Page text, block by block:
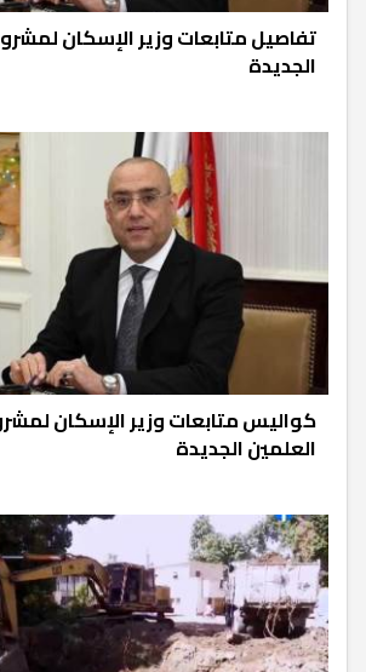
تفاصيل متابعات وزير الإسكان
الجديدة
كواليس متابعات وزير الإسكان
العلمين الجديدة